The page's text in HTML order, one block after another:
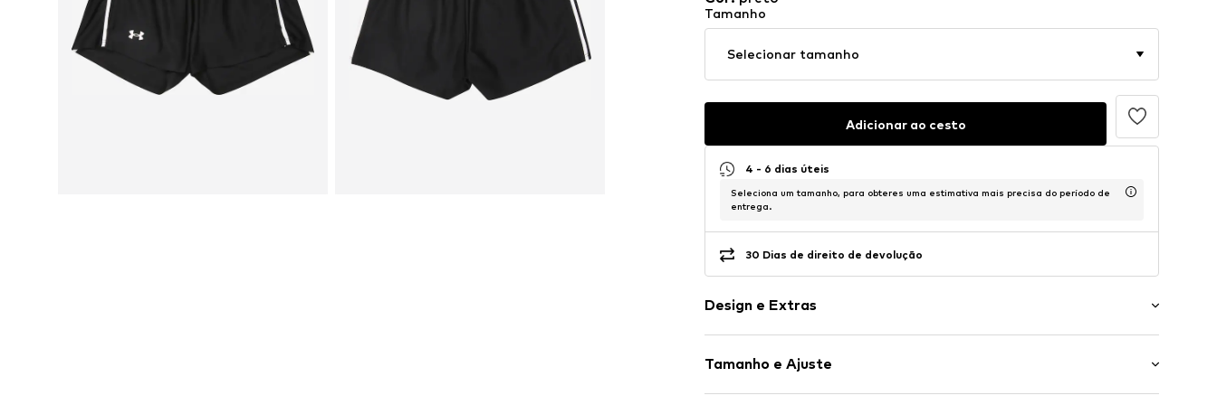
Tamanho
Selecionar tamanho
Adicionar ao cesto
4 - 6 dias úteis
Seleciona um tamanho, para obteres uma estimativa mais precisa do período de
entrega.
30 Dias de direito de devolução
Design e Extras
Cintura elástica
Bainha/costura elástica
Tamanho e Ajuste